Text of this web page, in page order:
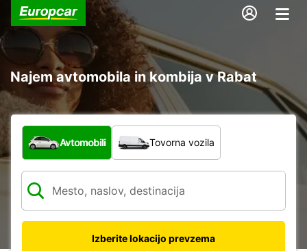
Najem avtomobila in kombija v Rabat
Katera vrsta vozila?
Avtomobili Tovorna vozila
Izberite lokacijo prevzema